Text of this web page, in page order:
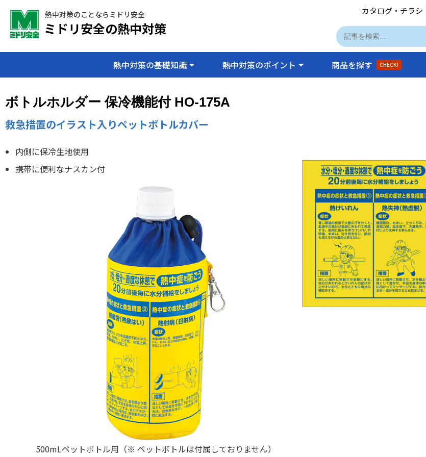
熱中対策のことならミドリ安全
ミドリ安全の熱中対策
カタログ・チラシ
熱中対策の基礎知識 熱中対策のポイント 商品を探す CHECK!
ボトルホルダー 保冷機能付 HO-175A
救急措置のイラスト入りペットボトルカバー
内側に保冷生地使用
携帯に便利なナスカン付
500mLペットボトル用（※ ペットボトルは付属しておりません）